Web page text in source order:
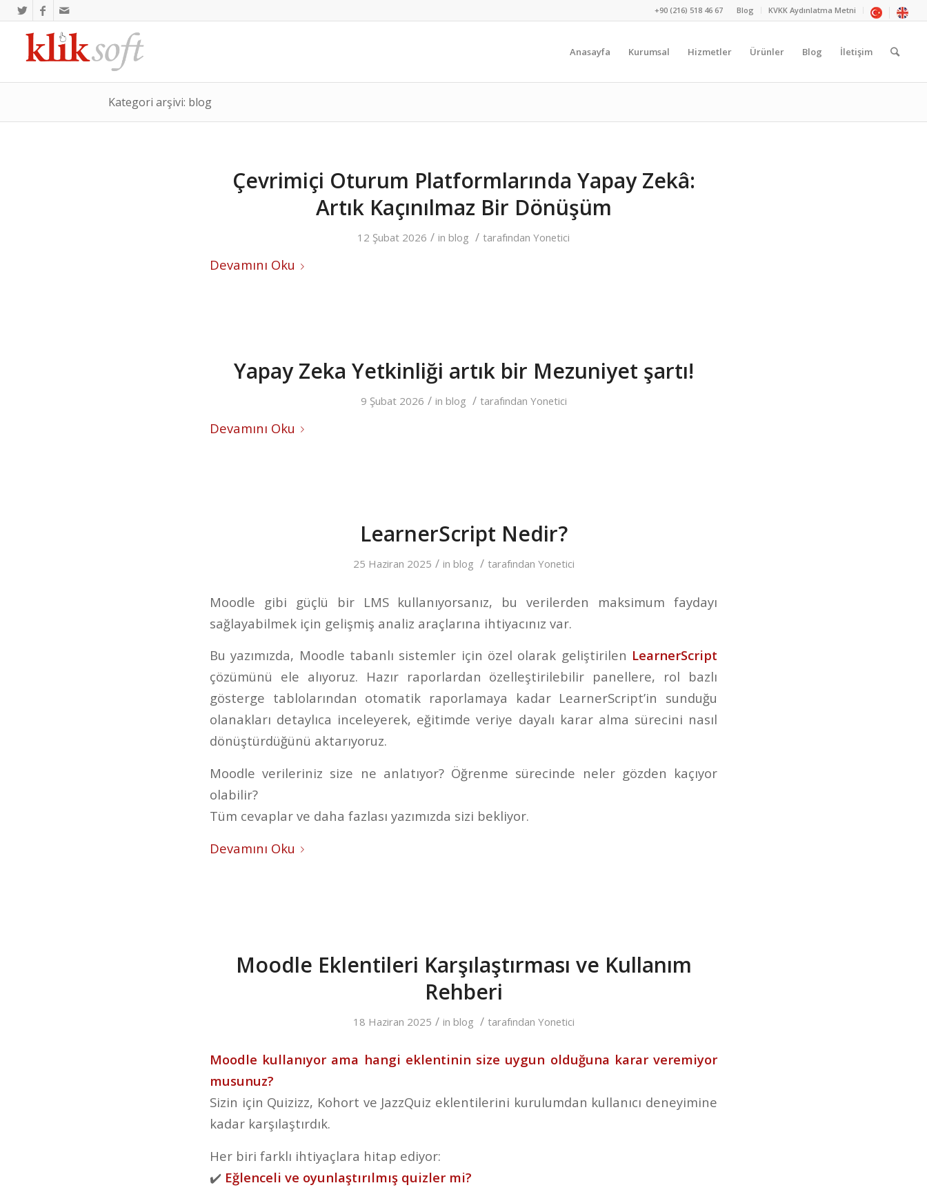
Blog KVKK Aydınlatma Metni
+90 (216) 518 46 67
Anasayfa Kurumsal Hizmetler Ürünler Blog İletişim
Kategori arşivi: blog
Çevrimiçi Oturum Platformlarında Yapay Zekâ:
Artık Kaçınılmaz Bir Dönüşüm
12 Şubat 2026 / in blog / tarafından Yonetici
Devamını Oku
Yapay Zeka Yetkinliği artık bir Mezuniyet şartı!
9 Şubat 2026 / in blog / tarafından Yonetici
Devamını Oku
LearnerScript Nedir?
25 Haziran 2025 / in blog / tarafından Yonetici
Moodle gibi güçlü bir LMS kullanıyorsanız, bu verilerden maksimum faydayı
sağlayabilmek için gelişmiş analiz araçlarına ihtiyacınız var.
Bu yazımızda, Moodle tabanlı sistemler için özel olarak geliştirilen LearnerScript
çözümünü ele alıyoruz. Hazır raporlardan özelleştirilebilir panellere, rol bazlı
gösterge tablolarından otomatik raporlamaya kadar LearnerScript’in sunduğu
olanakları detaylıca inceleyerek, eğitimde veriye dayalı karar alma sürecini nasıl
dönüştürdüğünü aktarıyoruz.
Moodle verileriniz size ne anlatıyor? Öğrenme sürecinde neler gözden kaçıyor
olabilir?
Tüm cevaplar ve daha fazlası yazımızda sizi bekliyor.
Devamını Oku
Moodle Eklentileri Karşılaştırması ve Kullanım
Rehberi
18 Haziran 2025 / in blog / tarafından Yonetici
Moodle kullanıyor ama hangi eklentinin size uygun olduğuna karar veremiyor
musunuz?
Sizin için Quizizz, Kohort ve JazzQuiz eklentilerini kurulumdan kullanıcı deneyimine
kadar karşılaştırdık.
Her biri farklı ihtiyaçlara hitap ediyor:
✔️ Eğlenceli ve oyunlaştırılmış quizler mi?